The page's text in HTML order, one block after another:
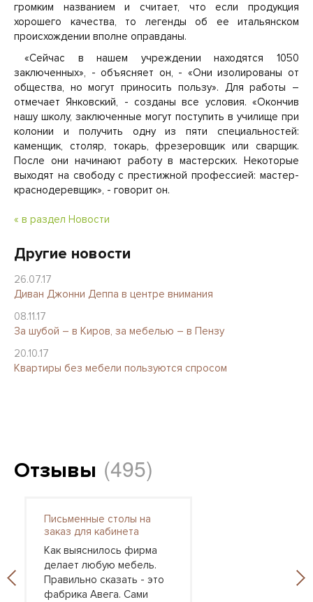
громким названием и считает, что если продукция
хорошего качества, то легенды об ее итальянском
происхождении вполне оправданы.
«Сейчас в нашем учреждении находятся 1050
заключенных», - объясняет он, - «Они изолированы от
общества, но могут приносить пользу». Для работы –
отмечает Янковский, - созданы все условия. «Окончив
нашу школу, заключенные могут поступить в училище при
колонии и получить одну из пяти специальностей:
каменщик, столяр, токарь, фрезеровщик или сварщик.
После они начинают работу в мастерских. Некоторые
выходят на свободу с престижной профессией: мастер-
краснодеревщик», - говорит он.
« в раздел Новости
Другие новости
26.07.17
Диван Джонни Деппа в центре внимания
08.11.17
За шубой – в Киров, за мебелью – в Пензу
20.10.17
Квартиры без мебели пользуются спросом
Отзывы (495)
Письменные столы на
заказ для кабинета
Как выяснилось фирма
делает любую мебель.
Правильно сказать - это
фабрика Авега. Сами